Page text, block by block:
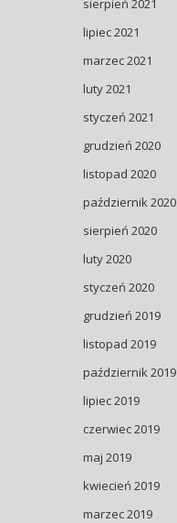
sierpień 2021
lipiec 2021
marzec 2021
luty 2021
styczeń 2021
grudzień 2020
listopad 2020
październik 2020
sierpień 2020
luty 2020
styczeń 2020
grudzień 2019
listopad 2019
październik 2019
lipiec 2019
czerwiec 2019
maj 2019
kwiecień 2019
marzec 2019